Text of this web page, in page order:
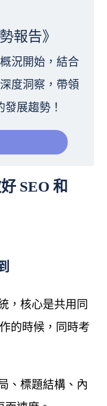
報告》
況開始，結合
度洞察，帶領
展趨勢！
SEO 和
，核心是共用同
的時候，同時考
、標題結構、內